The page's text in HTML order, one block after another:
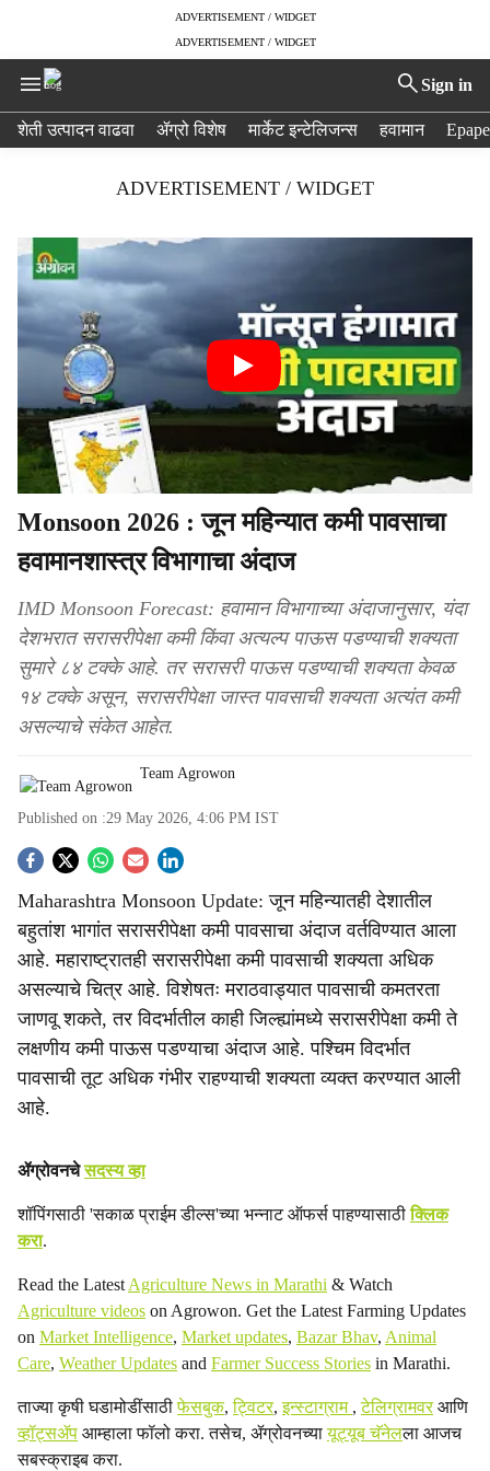
ADVERTISEMENT / WIDGET
ADVERTISEMENT / WIDGET
Sign in
e
शेती उत्पादन वाढवा ॲग्रो विशेष मार्केट इन्टेलिजन्स हवामान
ADVERTISEMENT / WIDGET
Monsoon 2026 : जून महिन्यात कमी पावसाचा
हवामानशास्त्र विभागाचा अंदाज
IMD Monsoon Forecast: हवामान विभागाच्या अंदाजानुसार, यंदा
देशभरात सरासरीपेक्षा कमी किंवा अत्यल्प पाऊस पडण्याची शक्यता
सुमारे ८४ टक्के आहे. तर सरासरी पाऊस पडण्याची शक्यता केवळ
१४ टक्के असून, सरासरीपेक्षा जास्त पावसाची शक्यता अत्यंत कमी
असल्याचे संकेत आहेत.
Team Agrowon
Published on :29 May 2026, 4:06 PM IST
S
o
c
i
a
l
h
a
e
Maharashtra Monsoon Update: जून महिन्यातही देशातील
बहुतांश भागांत सरासरीपेक्षा कमी पावसाचा अंदाज वर्तविण्यात आला
आहे. महाराष्ट्रातही सरासरीपेक्षा कमी पावसाची शक्यता अधिक
असल्याचे चित्र आहे. विशेषतः मराठवाड्यात पावसाची कमतरता
जाणवू शकते, तर विदर्भातील काही जिल्ह्यांमध्ये सरासरीपेक्षा कमी ते
लक्षणीय कमी पाऊस पडण्याचा अंदाज आहे. पश्चिम विदर्भात
पावसाची तूट अधिक गंभीर राहण्याची शक्यता व्यक्त करण्यात आली
आहे.
ॲग्रोवनचेसदस्य व्हा
शॉपिंगसाठी 'सकाळ प्राईम डील्स'च्या भन्नाट ऑफर्स पाहण्यासाठीक्लिक
करा.
Read the Latest Agriculture News in Marathi & Watch
Agriculture videos on Agrowon. Get the Latest Farming Updates
on Market Intelligence, Market updates, Bazar Bhav, Animal
Care, Weather Updates and Farmer Success Stories in Marathi.
ताज्या कृषी घडामोडींसाठीफेसबुक,ट्विटर,इन्स्टाग्राम ,टेलिग्रामवरआणि
व्हॉट्सॲप आम्हाला फॉलो करा. तसेच, ॲग्रोवनच्यायूट्यूब चॅनेलला आजच
सबस्क्राइब करा.